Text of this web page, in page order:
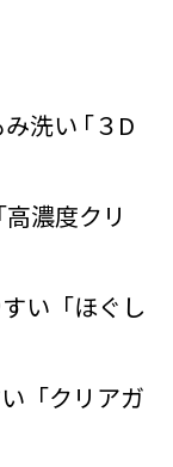
洗い ｢３D
濃度クリ
い「ほぐし
「クリアガ